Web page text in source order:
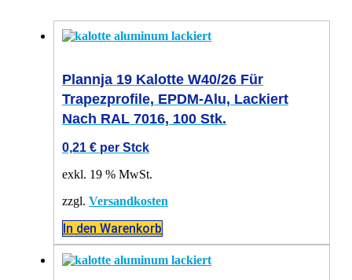
Plannja 19 Kalotte W40/26 Für
Trapezprofile, EPDM-Alu, Lackiert
Nach RAL 7016, 100 Stk.
0,21 € per Stck
exkl. 19 % MwSt.
zzgl. Versandkosten
In den Warenkorb